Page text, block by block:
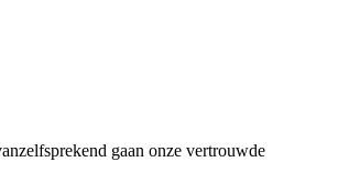
gaan onze vertrouwde